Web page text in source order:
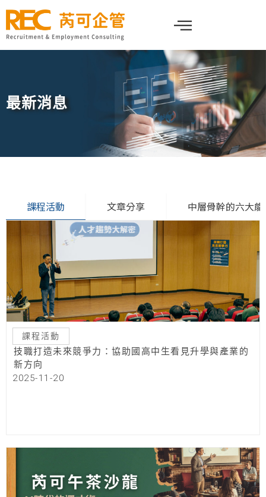
主
要
最新消息
課程活動 文章分享 中層骨幹的六大
課程活動
技職打造未來競爭力：協助國高中生看見升學與產業的
新方向
2025-11-20
頁 頁